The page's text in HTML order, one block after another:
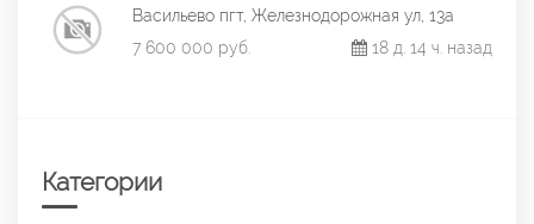
Васильево пгт, Железнодорожная ул, 13а
7 600 000 руб.
18 д. 14 ч. назад
Категории